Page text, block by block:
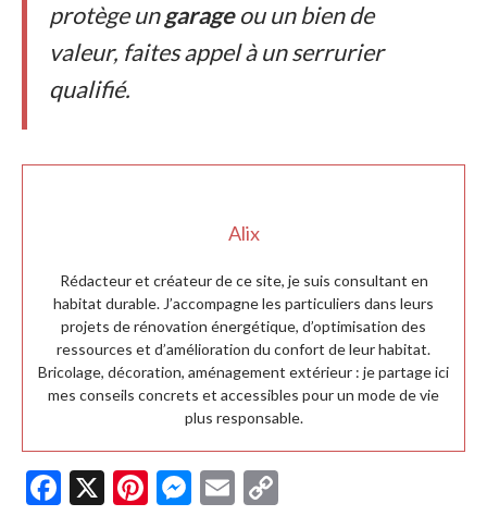
protège ungarageou un bien de
valeur, faites appel à un serrurier
qualifié.
Alix
Rédacteur et créateur de ce site, je suis consultant en
habitat durable. J’accompagne les particuliers dans leurs
projets de rénovation énergétique, d’optimisation des
ressources et d’amélioration du confort de leur habitat.
Bricolage, décoration, aménagement extérieur : je partage ici
mes conseils concrets et accessibles pour un mode de vie
plus responsable.
F
X
Pi M E